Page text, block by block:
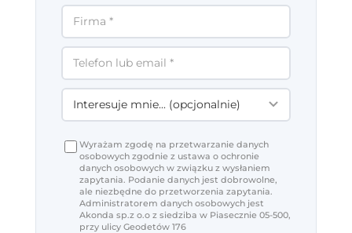
Wyrażam zgodę na przetwarzanie danych
osobowych zgodnie z ustawa o ochronie
danych osobowych w związku z wysłaniem
zapytania. Podanie danych jest dobrowolne,
ale niezbędne do przetworzenia zapytania.
Administratorem danych osobowych jest
Akonda sp.z o.o z siedziba w Piasecznie 05-500,
przy ulicy Geodetów 176